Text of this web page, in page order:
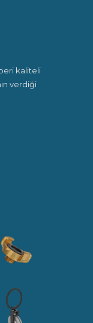
kaliteli
verdiği